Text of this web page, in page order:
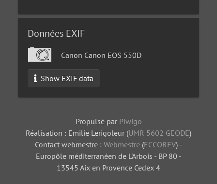
Données EXIF
Canon Canon EOS 550D
Show EXIF data
Propulsé par Piwigo
Réalisation : Emilie Lerigoleur (UMR 5602 GEODE)
Contact webmestre : Webmestre (ECCOREV) -
Europôle méditerranéen de L'Arbois - BP 80 -
13545 Aix en Provence Cedex 4